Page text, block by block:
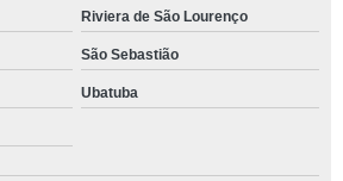
Riviera de São Lourenço
São Sebastião
Ubatuba